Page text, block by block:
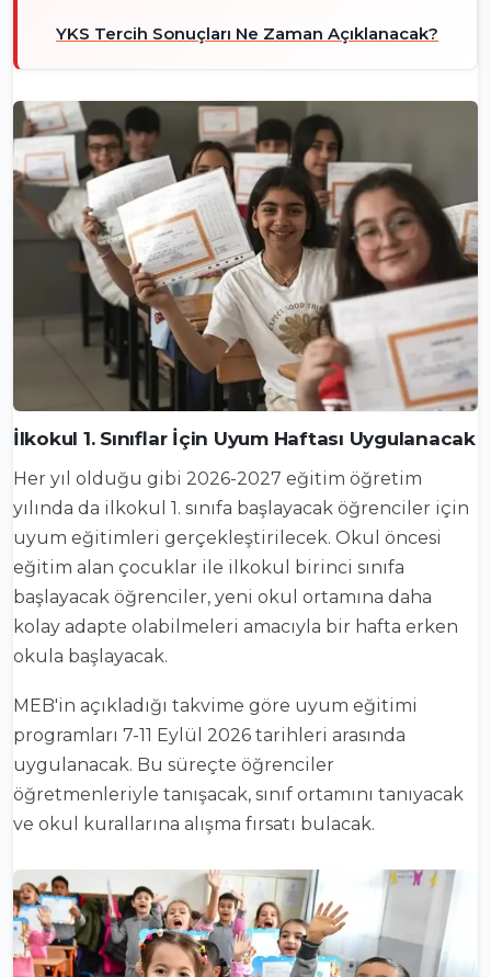
YKS Tercih Sonuçları Ne Zaman Açıklanacak?
İlkokul 1. Sınıflar İçin Uyum Haftası Uygulanacak
Her yıl olduğu gibi 2026-2027 eğitim öğretim
yılında da ilkokul 1. sınıfa başlayacak öğrenciler için
uyum eğitimleri gerçekleştirilecek. Okul öncesi
eğitim alan çocuklar ile ilkokul birinci sınıfa
başlayacak öğrenciler, yeni okul ortamına daha
kolay adapte olabilmeleri amacıyla bir hafta erken
okula başlayacak.
MEB'in açıkladığı takvime göre uyum eğitimi
programları 7-11 Eylül 2026 tarihleri arasında
uygulanacak. Bu süreçte öğrenciler
öğretmenleriyle tanışacak, sınıf ortamını tanıyacak
ve okul kurallarına alışma fırsatı bulacak.